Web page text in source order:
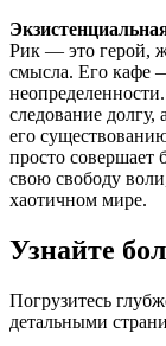
Рик — это герой,
смысла. Его кафе
следование долгу,
его
просто совершает
свою свободу
хаотичном мире.
Узнайте
Погрузитесь
детальными